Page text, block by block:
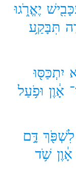
יֶאֱרֹ֑גוּ
תִּבָּקַ֥ע
יִתְכַּסּ֖וּ
אָ֔וֶן וּפֹ֥עַל
לִשְׁפֹּ֖ךְ דָּ֣ם
אָ֔וֶן שֹׁ֥ד